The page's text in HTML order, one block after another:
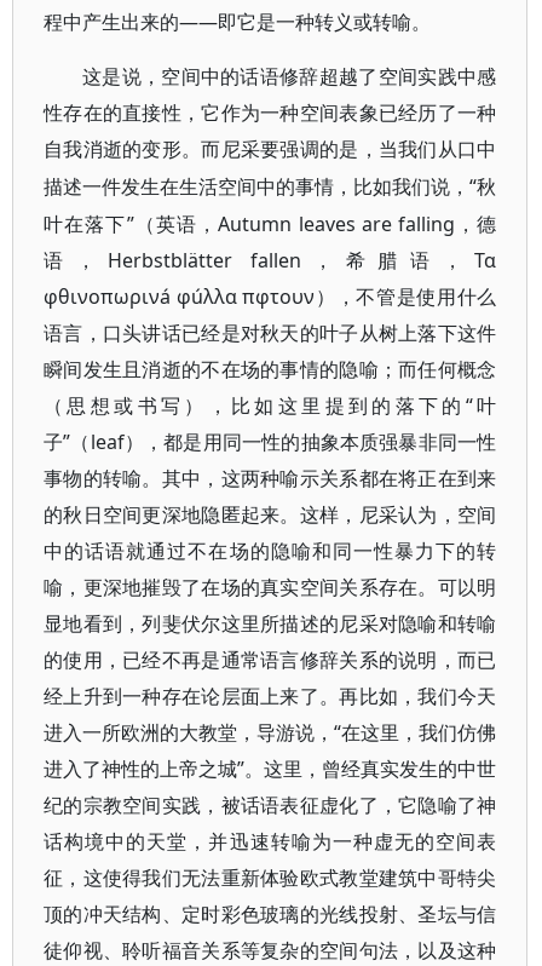
程中产生出来的——即它是一种转义或转喻。
这是说，空间中的话语修辞超越了空间实践中感
性存在的直接性，它作为一种空间表象已经历了一种
自我消逝的变形。而尼采要强调的是，当我们从口中
描述一件发生在生活空间中的事情，比如我们说，“秋
叶在落下”（英语，Autumn leaves are falling，德
语，Herbstblätter fallen，希腊语，Τα
φθινοπωρινá φúλλα πφτουν），不管是使用什么
语言，口头讲话已经是对秋天的叶子从树上落下这件
瞬间发生且消逝的不在场的事情的隐喻；而任何概念
（思想或书写），比如这里提到的落下的“叶
子”（leaf），都是用同一性的抽象本质强暴非同一性
事物的转喻。其中，这两种喻示关系都在将正在到来
的秋日空间更深地隐匿起来。这样，尼采认为，空间
中的话语就通过不在场的隐喻和同一性暴力下的转
喻，更深地摧毁了在场的真实空间关系存在。可以明
显地看到，列斐伏尔这里所描述的尼采对隐喻和转喻
的使用，已经不再是通常语言修辞关系的说明，而已
经上升到一种存在论层面上来了。再比如，我们今天
进入一所欧洲的大教堂，导游说，“在这里，我们仿佛
进入了神性的上帝之城”。这里，曾经真实发生的中世
纪的宗教空间实践，被话语表征虚化了，它隐喻了神
话构境中的天堂，并迅速转喻为一种虚无的空间表
征，这使得我们无法重新体验欧式教堂建筑中哥特尖
顶的冲天结构、定时彩色玻璃的光线投射、圣坛与信
徒仰视、聆听福音关系等复杂的空间句法，以及这种